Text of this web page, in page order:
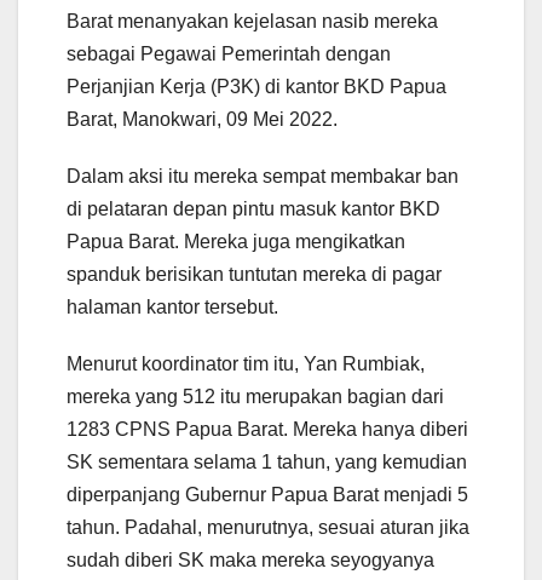
Barat menanyakan kejelasan nasib mereka
sebagai Pegawai Pemerintah dengan
Perjanjian Kerja (P3K) di kantor BKD Papua
Barat, Manokwari, 09 Mei 2022.
Dalam aksi itu mereka sempat membakar ban
di pelataran depan pintu masuk kantor BKD
Papua Barat. Mereka juga mengikatkan
spanduk berisikan tuntutan mereka di pagar
halaman kantor tersebut.
Menurut koordinator tim itu, Yan Rumbiak,
mereka yang 512 itu merupakan bagian dari
1283 CPNS Papua Barat. Mereka hanya diberi
SK sementara selama 1 tahun, yang kemudian
diperpanjang Gubernur Papua Barat menjadi 5
tahun. Padahal, menurutnya, sesuai aturan jika
sudah diberi SK maka mereka seyogyanya